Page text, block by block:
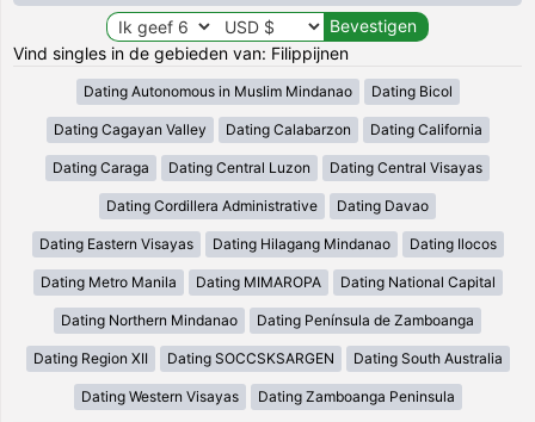
Vind singles in de gebieden van: Filippijnen
Dating Autonomous in Muslim Mindanao Dating Bicol
Dating Cagayan Valley Dating Calabarzon Dating California
Dating Caraga Dating Central Luzon Dating Central Visayas
Dating Cordillera Administrative Dating Davao
Dating Eastern Visayas Dating Hilagang Mindanao Dating Ilocos
Dating Metro Manila Dating MIMAROPA Dating National Capital
Dating Northern Mindanao Dating Península de Zamboanga
Dating Region XII Dating SOCCSKSARGEN Dating South Australia
Dating Western Visayas Dating Zamboanga Peninsula